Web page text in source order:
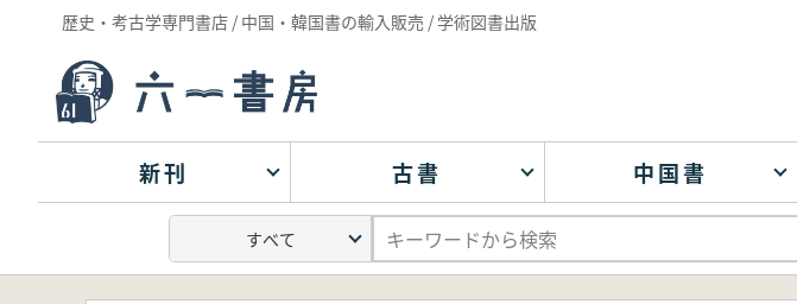
歴史・考古学専門書店 / 中国・韓国書の輸入販売 / 学術図書出版
新刊 古書 中国書